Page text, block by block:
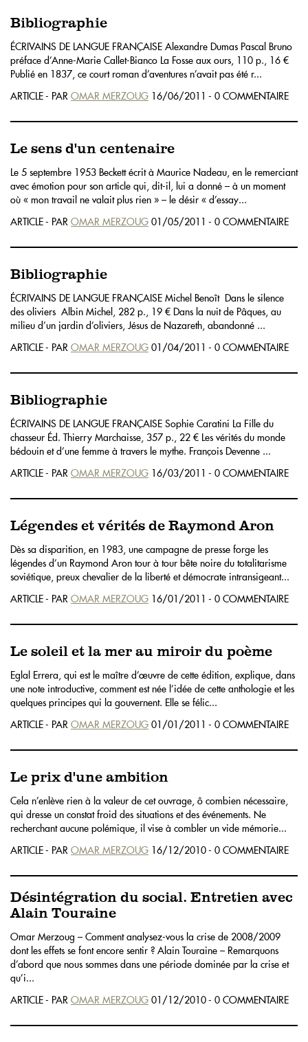
Bibliographie
ÉCRIVAINS DE LANGUE FRANÇAISE Alexandre Dumas Pascal Bruno
préface d’Anne-Marie Callet-Bianco La Fosse aux ours, 110 p., 16 €
Publié en 1837, ce court roman d’aventures n’avait pas été r...
ARTICLE - PAR OMAR MERZOUG 16/06/2011 - 0 COMMENTAIRE
Le sens d'un centenaire
Le 5 septembre 1953 Beckett écrit à Maurice Nadeau, en le remerciant
avec émotion pour son article qui, dit-il, lui a donné – à un moment
où « mon travail ne valait plus rien » – le désir « d’essay...
ARTICLE - PAR OMAR MERZOUG 01/05/2011 - 0 COMMENTAIRE
Bibliographie
ÉCRIVAINS DE LANGUE FRANÇAISE Michel Benoît Dans le silence
des oliviers Albin Michel, 282 p., 19 € Dans la nuit de Pâques, au
milieu d’un jardin d’oliviers, Jésus de Nazareth, abandonné ...
ARTICLE - PAR OMAR MERZOUG 01/04/2011 - 0 COMMENTAIRE
Bibliographie
ÉCRIVAINS DE LANGUE FRANÇAISE Sophie Caratini La Fille du
chasseur Éd. Thierry Marchaisse, 357 p., 22 € Les vérités du monde
bédouin et d’une femme à travers le mythe. François Devenne ...
ARTICLE - PAR OMAR MERZOUG 16/03/2011 - 0 COMMENTAIRE
Légendes et vérités de Raymond Aron
Dès sa disparition, en 1983, une campagne de presse forge les
légendes d’un Raymond Aron tour à tour bête noire du totalitarisme
soviétique, preux chevalier de la liberté et démocrate intransigeant...
ARTICLE - PAR OMAR MERZOUG 16/01/2011 - 0 COMMENTAIRE
Le soleil et la mer au miroir du poème
Eglal Errera, qui est le maître d’œuvre de cette édition, explique, dans
une note introductive, comment est née l’idée de cette anthologie et les
quelques principes qui la gouvernent. Elle se félic...
ARTICLE - PAR OMAR MERZOUG 01/01/2011 - 0 COMMENTAIRE
Le prix d'une ambition
Cela n’enlève rien à la valeur de cet ouvrage, ô combien nécessaire,
qui dresse un constat froid des situations et des événements. Ne
recherchant aucune polémique, il vise à combler un vide mémorie...
ARTICLE - PAR OMAR MERZOUG 16/12/2010 - 0 COMMENTAIRE
Désintégration du social. Entretien avec
Alain Touraine
Omar Merzoug – Comment analysez-vous la crise de 2008/2009
dont les effets se font encore sentir ? Alain Touraine – Remarquons
d’abord que nous sommes dans une période dominée par la crise et
qu’i...
ARTICLE - PAR OMAR MERZOUG 01/12/2010 - 0 COMMENTAIRE